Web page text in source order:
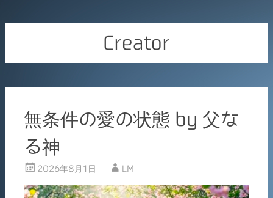
Creator
無条件の愛の状態 by 父な
る神
2026年8月1日 LM